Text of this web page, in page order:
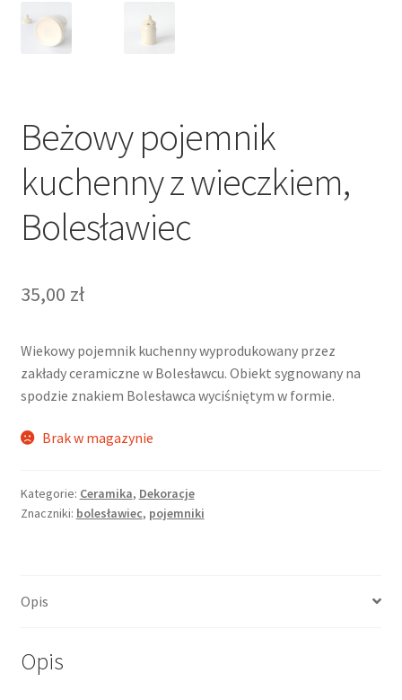
Beżowy pojemnik
kuchenny z wieczkiem,
Bolesławiec
35,00 zł
Wiekowy pojemnik kuchenny wyprodukowany przez
zakłady ceramiczne w Bolesławcu. Obiekt sygnowany na
spodzie znakiem Bolesławca wyciśniętym w formie.
Brak w magazynie
Kategorie: Ceramika, Dekoracje
Znaczniki: bolesławiec, pojemniki
Opis
Opis